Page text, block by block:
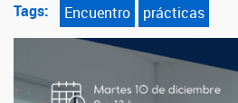
Tags: Encuentro prácticas